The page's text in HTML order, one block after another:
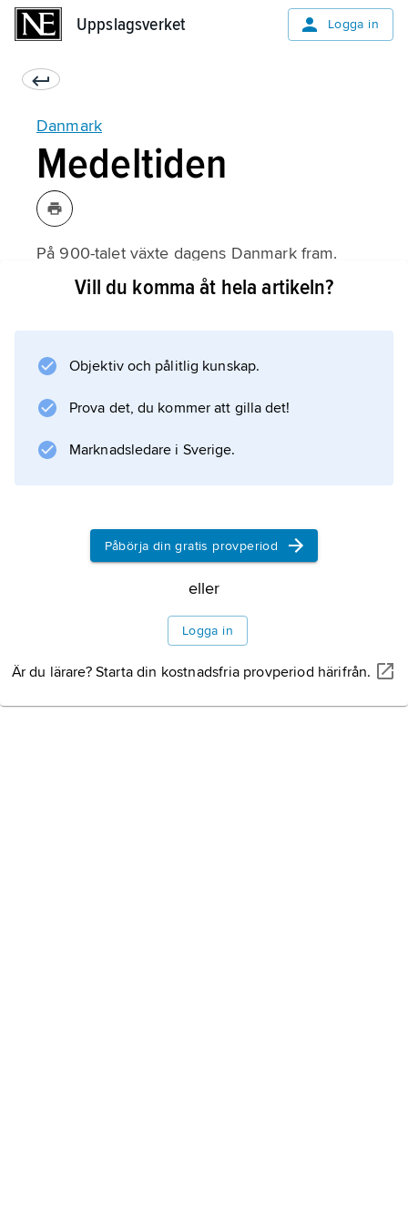
Uppslagsverket Logga in
Danmark
Medeltiden
På 900-talet växte dagens Danmark fram.
Under medeltiden var landet det mäktigaste
övriga Europa. De flesta bönderna
arrenderade sin mark av rika godsägare, och
Vill du komma åt hela artikeln?
Objektiv och pålitlig kunskap.
Prova det, du kommer att gilla det!
Marknadsledare i Sverige.
Påbörja din gratis provperiod
eller
Logga in
Är du lärare? Starta din kostnadsfria provperiod härifrån.